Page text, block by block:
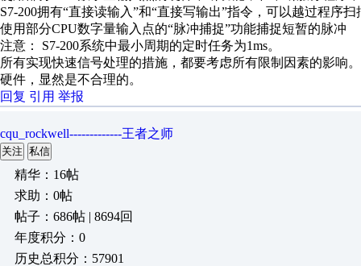
S7-200拥有“直接读输入”和“直接写输出”指令，可以越过程序
使用部分CPU数字量输入点的“脉冲捕捉”功能捕捉短暂的脉冲
注意： S7-200系统中最小周期的定时任务为1ms。
所有实现快速信号处理的措施，都要考虑所有限制因素的影响
硬件，显然是不合理的。
回复 引用 举报
cqu_rockwell-------------王者之师
关注 私信
精华：16帖
求助：0帖
帖子：686帖 | 8694回
年度积分：0
历史总积分：57901